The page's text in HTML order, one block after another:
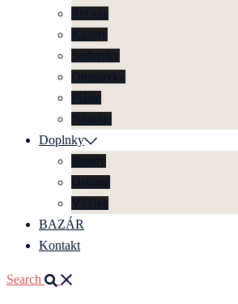
Reťaze
Kazety
Sedlovky
Omotávky
Plášte
Náradie
Doplnky
Bundy
Ostatné
Výživa
BAZÁR
Kontakt
Search